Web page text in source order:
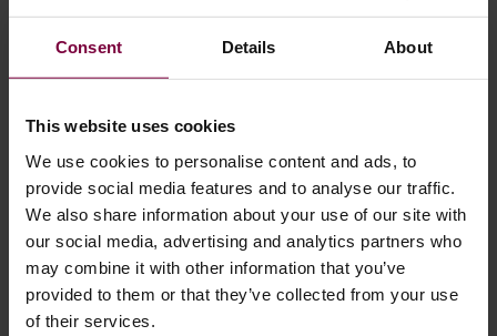
Consent Details About
This website uses cookies
We use cookies to personalise content and ads, to
provide social media features and to analyse our traffic.
We also share information about your use of our site with
our social media, advertising and analytics partners who
may combine it with other information that you’ve
provided to them or that they’ve collected from your use
of their services.
Jak naprawić felgi diamentowe –
wyjaśnienie procesu naprawy felg
aluminiowych diamentowych
Felgi aluminiowe diamentowane nadają nowoczesnym
również łatwo uszkadzane przez otarcia krawężnikowe,
zarysowania, korozję i łuszczący się lakier. Wielu
właścicieli pojazdów uważa, że uszkodzone felgi
wymagają wymiany – ale w większości przypadków
można je profesjonalnie naprawić i odnowić. Korzystając z
nowoczesnej technologii naprawy felg CNC, warsztaty